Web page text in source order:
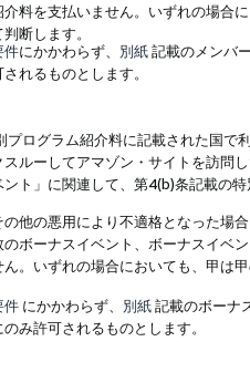
料を支払いません。いずれの場合
断します。
件にかかわらず、 別紙記載のメンバ
れるものとします。
プログラム紹介料に記載された国で
ルーしてアマゾン・サイトを訪問
ト」に関連して、第4(b)条記載の
他の悪用により不適格となった場
ボーナスイベント、ボーナスイベ
。いずれの場合においても、甲は
件 にかかわらず、 別紙記載のボーナ
み許可されるものとします。